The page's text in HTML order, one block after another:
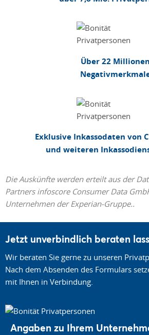
Über 22 Millionen
Exklusive Inkassodaten von
und weiteren
Die Auskünfte werden erteilt aus der
Partners infoscore Consumer Data
Unternehmen der Experian-Gruppe..
Jetzt unverbindlich beraten
Wir beraten Sie gerne zu unseren
Nach dem Absenden des Formulars
mit Ihnen in Verbindung.
Angaben zu Ihrem